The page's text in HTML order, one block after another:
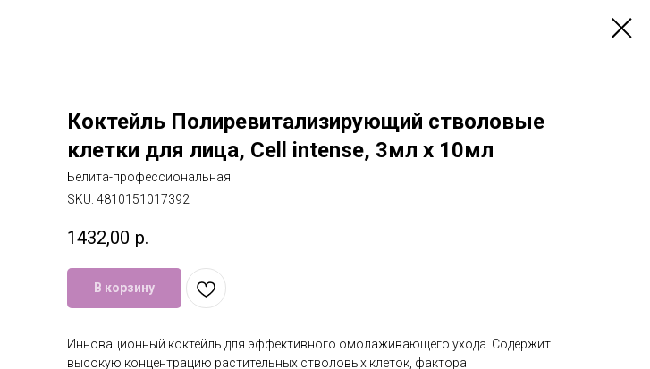
Коктейль Полиревитализирующий стволовые
клетки для лица, Cell intense, 3мл х 10мл
Белита-профессиональная
SKU: 4810151017392
1432,00 р.
В корзину
Инновационный коктейль для эффективного омолаживающего ухода. Содержит
высокую концентрацию растительных стволовых клеток, фактора